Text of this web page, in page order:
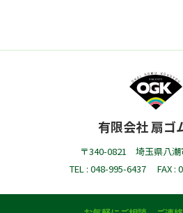
有限会社 扇ゴ
〒340-0821 埼玉県八潮
TEL : 048-995-6437
FAX :